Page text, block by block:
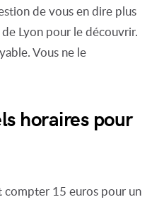
de vous en dire plus
Lyon pour le découvrir.
Vous ne le
horaires pour
compter 15 euros pour un